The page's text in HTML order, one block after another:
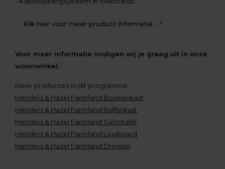
Klik hier voor meer product informatie
Voor meer informatie nodigen wij je graag uit in onze
woonwinkel.
Meer producten in dit programma:
Henders & Hazel Farmland Boekenkast
Henders & Hazel Farmland Buffetkast
Henders & Hazel Farmland Salontafel
Henders & Hazel Farmland Lowboard
Henders & Hazel Farmland Dressoir